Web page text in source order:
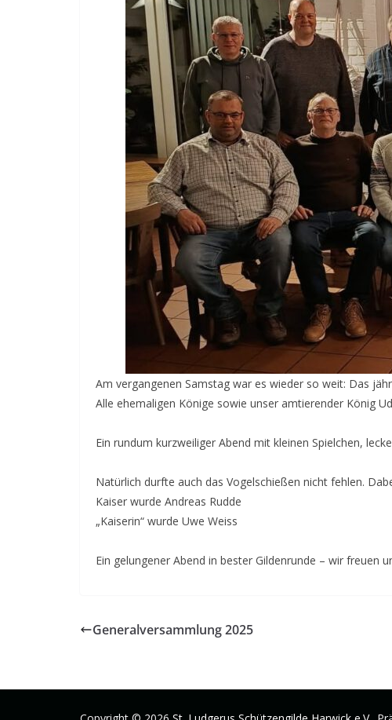
Am vergangenen Samstag war es wieder so weit: Das
Alle ehemaligen Könige sowie unser amtierender König
Ein rundum kurzweiliger Abend mit kleinen Spielchen,
Natürlich durfte auch das Vogelschießen nicht fehlen.
Kaiser wurde Andreas Rudde
„Kaiserin“ wurde Uwe Weiss
Ein gelungener Abend in bester Gildenrunde – wir freuen
Generalversammlung 2025